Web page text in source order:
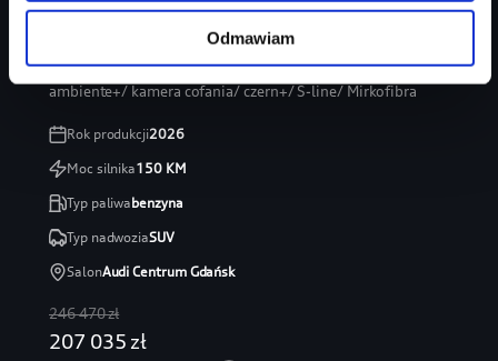
Odmawiam
Audi Q3 Sportback
ambiente+/ kamera cofania/ czern+/ S-line/ Mirkofibra
Rok produkcji2026
Moc silnika150KM
Typ paliwabenzyna
Typ nadwoziaSUV
SalonAudi Centrum Gdańsk
246 470 zł
207 035 zł